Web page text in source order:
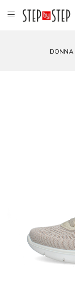
DONNA